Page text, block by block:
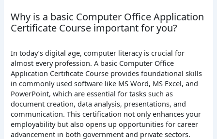
Why is a basic Computer Office Application
Certificate Course important for you?
In today’s digital age, computer literacy is crucial for
almost every profession. A basic Computer Office
Application Certificate Course provides foundational skills
in commonly used software like MS Word, MS Excel, and
PowerPoint, which are essential for tasks such as
document creation, data analysis, presentations, and
communication. This certification not only enhances your
employability but also opens up opportunities for career
advancement in both government and private sectors.